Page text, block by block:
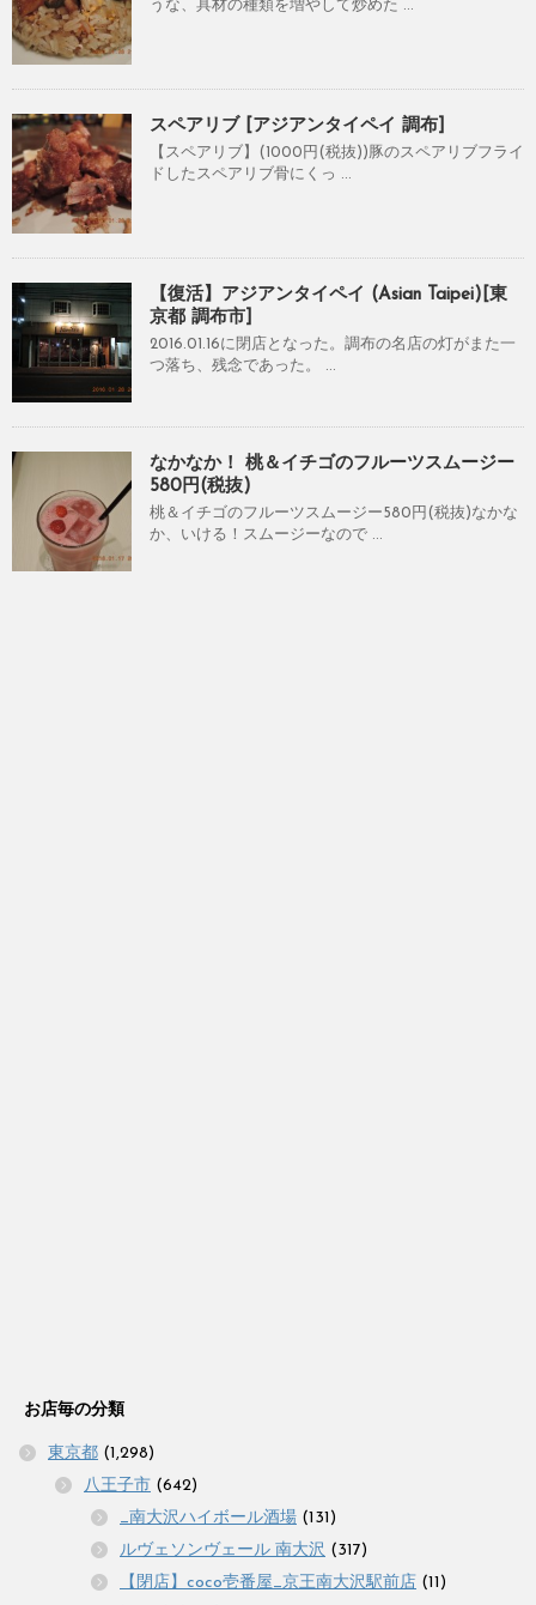
うな、具材の種類を増やして炒めた ...
スペアリブ [アジアンタイペイ 調布]
【スペアリブ】(1000円(税抜))豚のスペアリブフライ
ドしたスペアリブ骨にくっ ...
【復活】アジアンタイペイ (Asian Taipei)[東
京都 調布市]
2016.01.16に閉店となった。調布の名店の灯がまた一
つ落ち、残念であった。 ...
なかなか！ 桃＆イチゴのフルーツスムージー
580円(税抜)
桃＆イチゴのフルーツスムージー580円(税抜)なかな
か、いける！スムージーなので ...
お店毎の分類
東京都 (1,298)
八王子市 (642)
_南大沢ハイボール酒場 (131)
ルヴェソンヴェール 南大沢 (317)
【閉店】coco壱番屋_京王南大沢駅前店 (11)